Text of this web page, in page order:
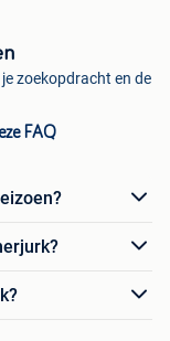
zoekopdracht en de
FAQ